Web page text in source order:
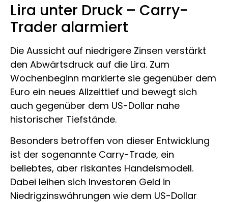
Lira unter Druck – Carry-
Trader alarmiert
Die Aussicht auf niedrigere Zinsen verstärkt
den Abwärtsdruck auf die Lira. Zum
Wochenbeginn markierte sie gegenüber dem
Euro ein neues Allzeittief und bewegt sich
auch gegenüber dem US-Dollar nahe
historischer Tiefstände.
Besonders betroffen von dieser Entwicklung
ist der sogenannte Carry-Trade, ein
beliebtes, aber riskantes Handelsmodell.
Dabei leihen sich Investoren Geld in
Niedrigzinswährungen wie dem US-Dollar